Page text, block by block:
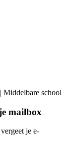
Middelbare school
mailbox
je e-